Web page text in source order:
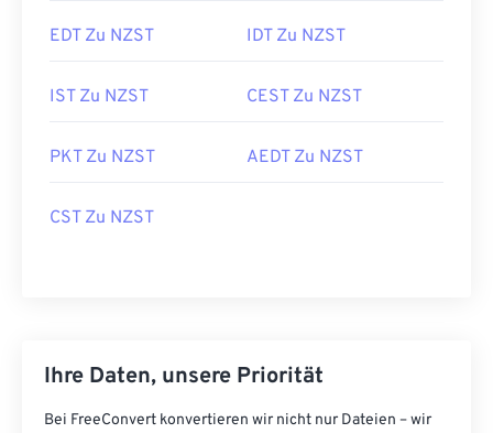
EDT Zu NZST IDT Zu NZST
IST Zu NZST CEST Zu NZST
PKT Zu NZST AEDT Zu NZST
CST Zu NZST
Ihre Daten, unsere Priorität
Bei FreeConvert konvertieren wir nicht nur Dateien – wir